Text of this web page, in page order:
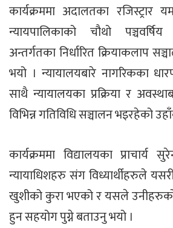
कार्यक्रममा अदालतका रजिस्ट्रार
न्यायपालिकाको चौथो
अन्तर्गतका निर्धारित क्रियाकलाप
भयो । न्यायालयबारे नागरिकका
साथै न्यायालयका प्रक्रिया र
विभिन्न गतिविधि सञ्चालन भइरहेको
कार्यक्रममा विद्यालयका प्राचार्य
न्यायाधिशहरु संग विध्यार्थीहरुले
खुशीको कुरा भएको र यसले उनीहरुको
हुन सहयोग पुग्ने बताउनु भयो ।